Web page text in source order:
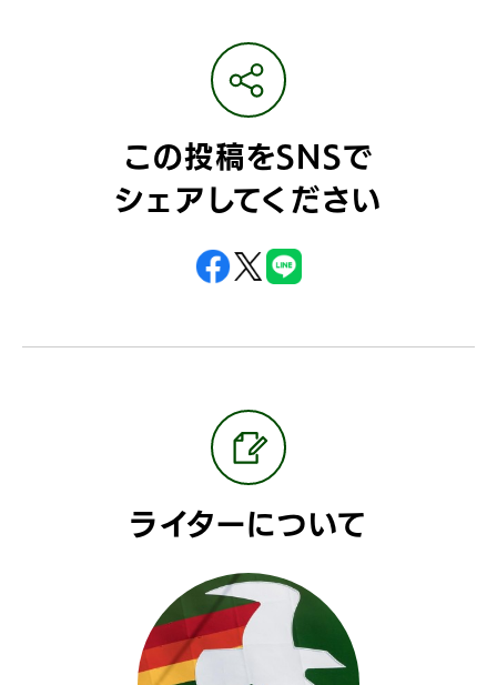
この投稿をSNSで
シェアしてください
ライターについて